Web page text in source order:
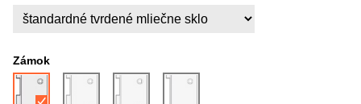
Zámok